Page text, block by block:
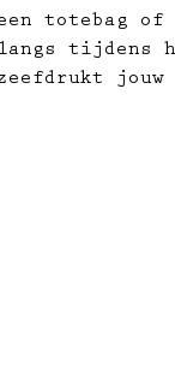
een
langs